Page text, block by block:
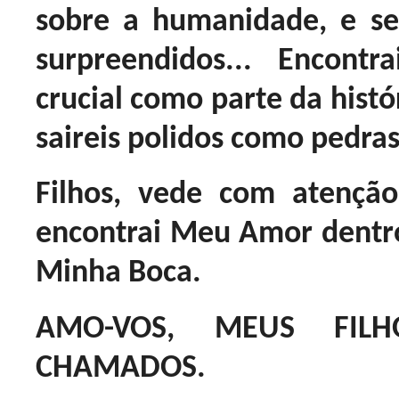
sobre a humanidade, e
surpreendidos...
crucial como parte da
saireis polidos como
Filhos, vede com
encontrai Meu Amor
Minha Boca.
AMO-VOS, MEUS
CHAMADOS.